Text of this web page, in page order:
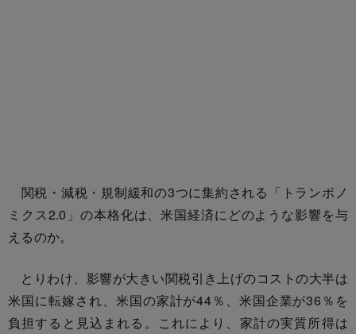
関税・減税・規制緩和の3つに集約される「トランポノ
ミクス2.0」の本格化は、米国経済にどのような影響を与
えるのか。
とりわけ、影響が大きい関税引き上げのコストの大半は
米国に転嫁され、米国の家計が44％、米国企業が36％を
負担すると見込まれる。これにより、家計の実質所得は